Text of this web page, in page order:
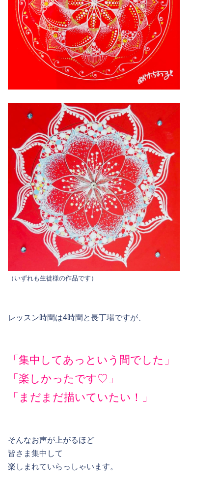
（いずれも生徒様の作品です）
レッスン時間は4時間と長丁場ですが、
「集中してあっという間でした」
「楽しかったです♡」
「まだまだ描いていたい！」
そんなお声が上がるほど
皆さま集中して
楽しまれていらっしゃいます。